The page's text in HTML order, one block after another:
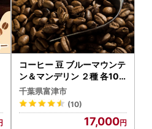
コーヒー 豆 ブルーマウンテ
ン＆マンデリン ２種 各100
g／cafe edomons
千葉県富津市
(10)
17,000